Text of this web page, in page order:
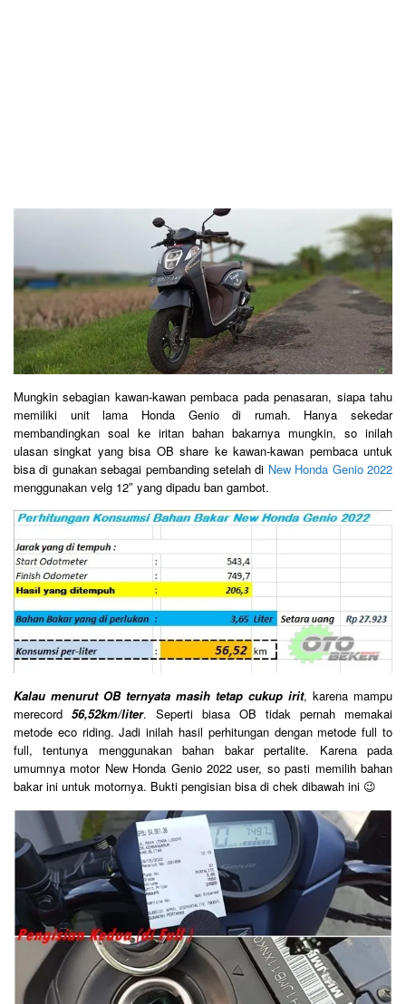
Mungkin sebagian kawan-kawan pembaca pada penasaran, siapa tahu
memiliki unit lama Honda Genio di rumah. Hanya sekedar
membandingkan soal ke iritan bahan bakarnya mungkin, so inilah
ulasan singkat yang bisa OB share ke kawan-kawan pembaca untuk
bisa di gunakan sebagai pembanding setelah di New Honda Genio 2022
menggunakan velg 12″ yang dipadu ban gambot.
Kalau menurut OB ternyata masih tetap cukup irit, karena mampu
merecord 56,52km/liter. Seperti biasa OB tidak pernah memakai
metode eco riding. Jadi inilah hasil perhitungan dengan metode full to
full, tentunya menggunakan bahan bakar pertalite. Karena pada
umumnya motor New Honda Genio 2022 user, so pasti memilih bahan
bakar ini untuk motornya. Bukti pengisian bisa di chek dibawah ini 😉